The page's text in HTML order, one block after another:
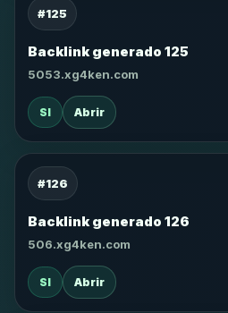
#125
Backlink generado 125
5053.xg4ken.com
SI Abrir
#126
Backlink generado 126
506.xg4ken.com
SI Abrir